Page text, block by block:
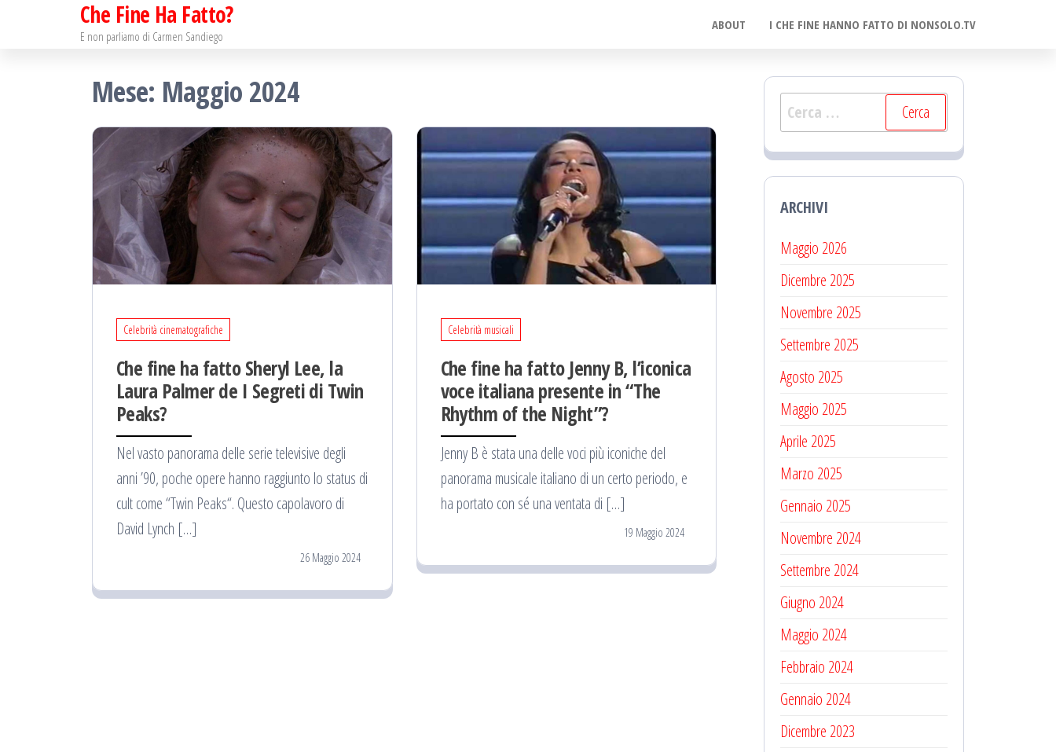
Che Fine Ha Fatto?
E non parliamo di Carmen Sandiego
ABOUT I CHE FINE HANNO FATTO DI NONSOLO.TV
Mese: Maggio 2024
Celebrità cinematografiche
Che fine ha fatto Sheryl Lee, la
Laura Palmer de I Segreti di Twin
Peaks?
Nel vasto panorama delle serie televisive degli
anni ’90, poche opere hanno raggiunto lo status di
cult come “Twin Peaks“. Questo capolavoro di
David Lynch […]
26 Maggio 2024
Celebrità musicali
Che fine ha fatto Jenny B, l’iconica
voce italiana presente in “The
Rhythm of the Night”?
Jenny B è stata una delle voci più iconiche del
panorama musicale italiano di un certo periodo, e
ha portato con sé una ventata di […]
19 Maggio 2024
Ricerca
per:
ARCHIVI
Maggio 2026
Dicembre 2025
Novembre 2025
Settembre 2025
Agosto 2025
Maggio 2025
Aprile 2025
Marzo 2025
Gennaio 2025
Novembre 2024
Settembre 2024
Giugno 2024
Maggio 2024
Febbraio 2024
Gennaio 2024
Dicembre 2023